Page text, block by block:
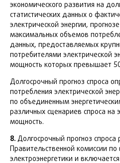
экономического развития на
статистических данных о
электрической энергии,
максимальных объемов
данных, предоставляемых
потребителями электрической
мощность которых превышает
Долгосрочный прогноз спроса
потребления электрической
по объединенным
различных сценариев спроса на
мощность.
8. Долгосрочный прогноз спроса
Правительственной комиссии
электроэнергетики и